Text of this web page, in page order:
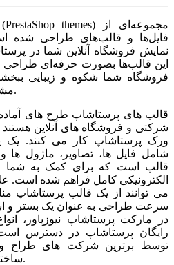
فایل‌ها و قالب‌های طراحی شده
نمایش فروشگاه آنلاین شما در
این قالب‌ها بصورت حرفه‌ای طراحی
فروشگاه شما شکوه و زیبایی
مشتریانتان را بهبود بخشند.
قالب های پرستاشاپ طرح های
شرکتی و فروشگاه های آنلاین
ورک پرستاشاپ کار می کنند. یک
شامل فایل ها، تصاویر، ماژول
قالب است که برای کمک به شما
الکترونیکی کامل فراهم شده است.
می توانند از یک قالب پرستاشاپ
سرعت طراحی به عنوان یک بستر و
در مارکت پرستاشاپ نیوزپاور،
رایگان پرستاشاپ در دسترس
توسط برترین شرکت های طراح
ساخته و توسعه پیدا کرده اند.